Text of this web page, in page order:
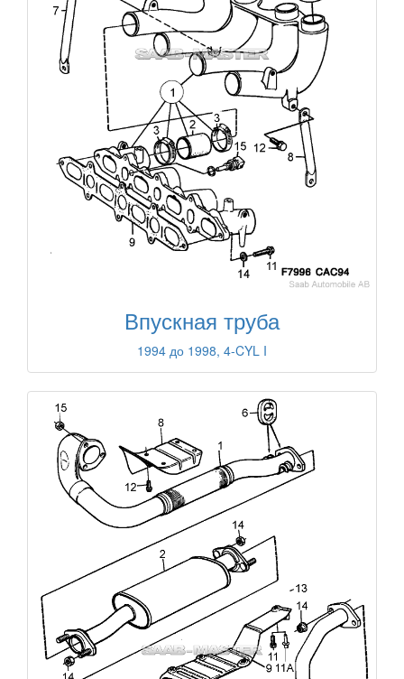
Впускная труба
1994 до 1998, 4-CYL I